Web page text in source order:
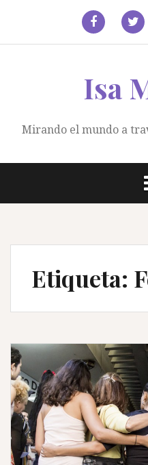
facebook
Isa
Mirando el mundo a
Etiqueta: